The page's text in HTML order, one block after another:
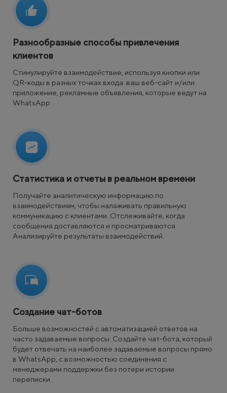
Разнообразные способы привлечения
клиентов
Стимулируйте взаимодействие, используя кнопки или
QR-коды в разных точках входа: ваш веб-сайт и/или
приложение, рекламные объявления, которые ведут на
WhatsApp
Статистика и отчеты в реальном времени
Получайте аналитическую информацию по
взаимодействиям, чтобы налаживать правильную
коммуникацию с клиентами. Отслеживайте, когда
сообщения доставляются и просматриваются.
Анализируйте результаты взаимодействий.
Создание чат-ботов
Больше возможностей с автоматизацией ответов на
часто задаваемые вопросы. Создайте чат-бота, который
будет отвечать на наиболее задаваемые вопросы прямо
в WhatsApp, с возможностью соединения с
менеджерами поддержки без потери истории
переписки.